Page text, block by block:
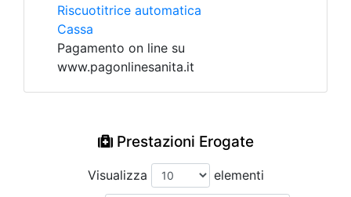
Riscuotitrice automatica
Cassa
Pagamento on line su
www.pagonlinesanita.it
Prestazioni Erogate
Visualizza
elementi